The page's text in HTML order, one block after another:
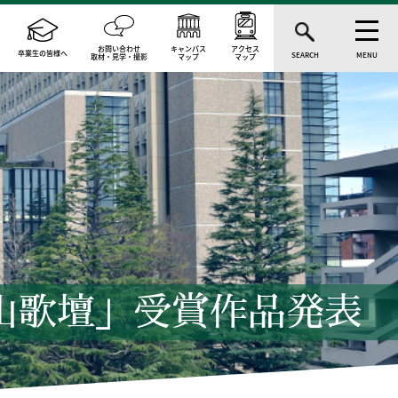
卒業生の皆様へ お問い合わせ
取材・見学・撮影
キャンパス
マップ
アクセス
マップ SEARCH MENU
歌壇」受賞作品発表